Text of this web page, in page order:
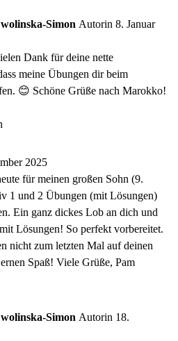
Simon Autorin 8. Januar
Dank für deine nette
meine Übungen dir beim
😊 Schöne Grüße nach Marokko!
2025
für meinen großen Sohn (9.
1 und 2 Übungen (mit Lösungen)
Ein ganz dickes Lob an dich und
Lösungen! So perfekt vorbereitet.
nicht zum letzten Mal auf deinen
Spaß! Viele Grüße, Pam
Simon Autorin 18.